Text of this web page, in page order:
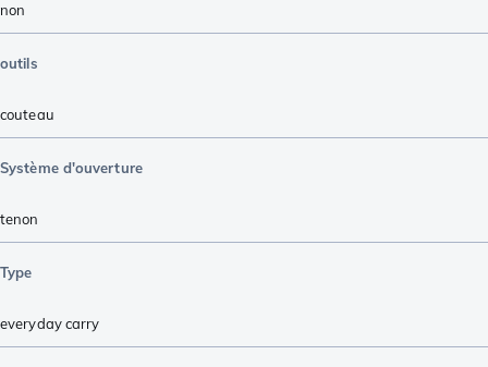
non
outils
couteau
Système d'ouverture
tenon
Type
everyday carry